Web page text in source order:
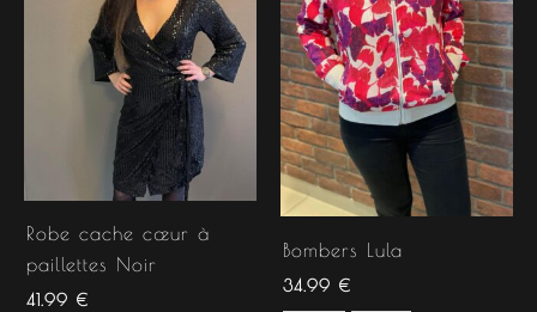
Robe cache cœur à
paillettes Noir
41.99 €
Bombers Lula
34.99 €